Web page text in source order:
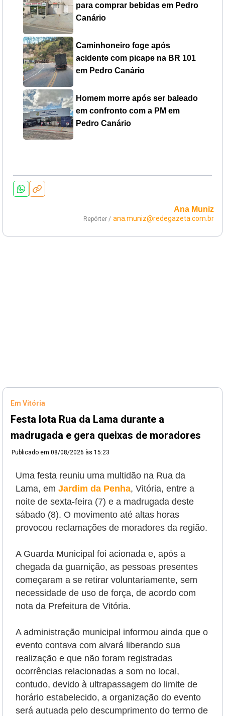
para comprar bebidas em Pedro
Canário
Caminhoneiro foge após
acidente com picape na BR 101
em Pedro Canário
Homem morre após ser baleado
em confronto com a PM em
Pedro Canário
Ana Muniz
Repórter / ana.muniz@redegazeta.com.br
Em Vitória
Festa lota Rua da Lama durante a
madrugada e gera queixas de moradores
Publicado em 08/08/2026 às 15:23
Uma festa reuniu uma multidão na Rua da
Lama, em Jardim da Penha, Vitória, entre a
noite de sexta-feira (7) e a madrugada deste
sábado (8). O movimento até altas horas
provocou reclamações de moradores da região.
A Guarda Municipal foi acionada e, após a
chegada da guarnição, as pessoas presentes
começaram a se retirar voluntariamente, sem
necessidade de uso de força, de acordo com
nota da Prefeitura de Vitória.
A administração municipal informou ainda que o
evento contava com alvará liberando sua
realização e que não foram registradas
ocorrências relacionadas a som no local,
contudo, devido à ultrapassagem do limite de
horário estabelecido, a organização do evento
será autuada pelo descumprimento do termo de